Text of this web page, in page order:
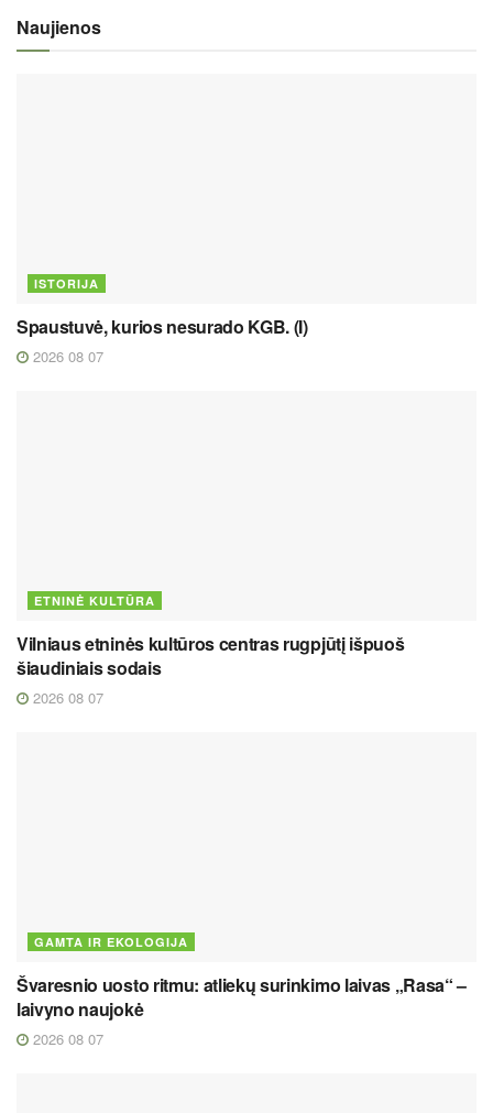
Naujienos
ISTORIJA
Spaustuvė, kurios nesurado KGB. (I)
2026 08 07
ETNINĖ KULTŪRA
Vilniaus etninės kultūros centras rugpjūtį išpuoš
šiaudiniais sodais
2026 08 07
GAMTA IR EKOLOGIJA
Švaresnio uosto ritmu: atliekų surinkimo laivas „Rasa“ –
laivyno naujokė
2026 08 07